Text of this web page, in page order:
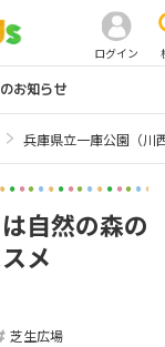
ログイン
お知らせ
兵庫県立一庫公園（川
自然の森の
メ
芝生広場